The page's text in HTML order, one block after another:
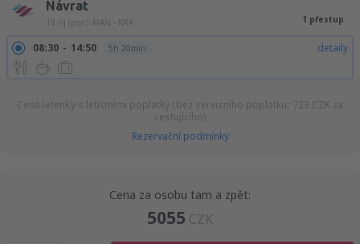
Návrat
19 říj (pon) MAN - KRK 1 přestup
08:30 14:50 5h 20min detaily
Cena letenky s letištními poplatky (bez servisního poplatku: 723 CZK za
cestujícího)
Rezervační podmínky
Cena za osobu tam a zpět:
5055 CZK